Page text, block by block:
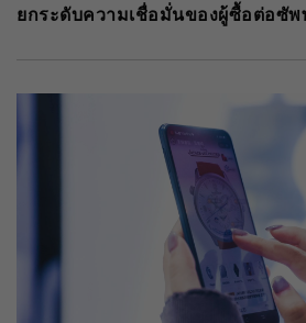
ยกระดับความเชื่อมั่นของผู้ซื้อต่อซัพ